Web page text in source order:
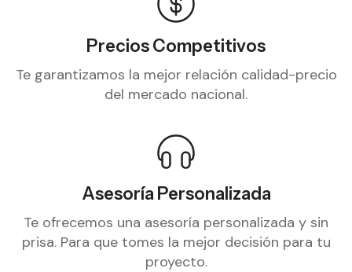
Precios Competitivos
Te garantizamos la mejor relación calidad-precio
del mercado nacional.
Asesoría Personalizada
Te ofrecemos una asesoría personalizada y sin
prisa. Para que tomes la mejor decisión para tu
proyecto.